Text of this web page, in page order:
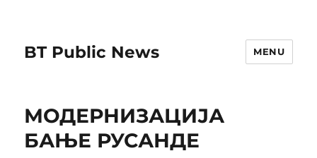
BT Public News MENU
МОДЕРНИЗАЦИЈА
БАЊЕ РУСАНДЕ